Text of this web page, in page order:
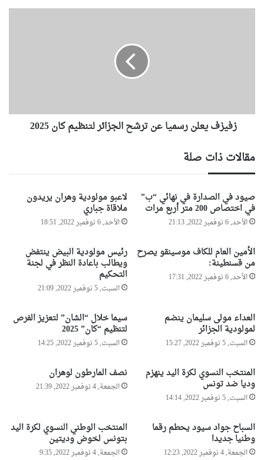
ي
ب
س
ي
ف
ي
ح
ا
ل
م
ج
ر
ي
ن
ل
ا
ف
ر
ق
ة
ن
ي
ا
ن
ت
ر
ح
ا
ل
ا
ئ
ر
ل
ن
ظ
ي
ك
ا
ن
زفيزف يعلن رسميا عن ترشح الجزائر لتنظيم كان 2025
مقالات ذات صلة
صيود في الصدارة في نهائي “ب”
في اختصاص 200 متر أربع مرات
الأحد, 6 نوفمبر 2022, 21:13
لاعبو مولودية وهران يريدون
ملاقاة جباري
الأحد, 6 نوفمبر 2022, 18:51
الأمين العام للكاف موسينقو يصرح
من قسنطينة:
الأحد, 6 نوفمبر 2022, 17:31
رئيس مولودية البيض ينتفض
ويطالب باعادة النظر في لجنة
التحكيم
السبت, 5 نوفمبر 2022, 21:09
العداء مولى سليمان ينضم
لمولودية الجزائر
السبت, 5 نوفمبر 2022, 15:27
سيما خلال “الشان” لتعزيز الفرص
لتنظيم “كان” 2025
السبت, 5 نوفمبر 2022, 14:25
المنتخب النسوي لكرة اليد ينهزم
وديا ضد تونس
السبت, 5 نوفمبر 2022, 14:14
نصف المارطون لوهران
الجمعة, 4 نوفمبر 2022, 21:39
السباح جواد سيود يحطم رقما
وطنيا جديدا
الجمعة, 4 نوفمبر 2022, 12:23
المنتخب الوطني النسوي لكرة اليد
بتونس لخوض وديتين
الجمعة, 4 نوفمبر 2022, 9:35